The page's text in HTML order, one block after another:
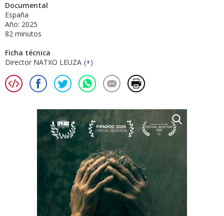
Documental
España
Año: 2025
82 minutos
Ficha técnica
Director NATXO LEUZA (+)